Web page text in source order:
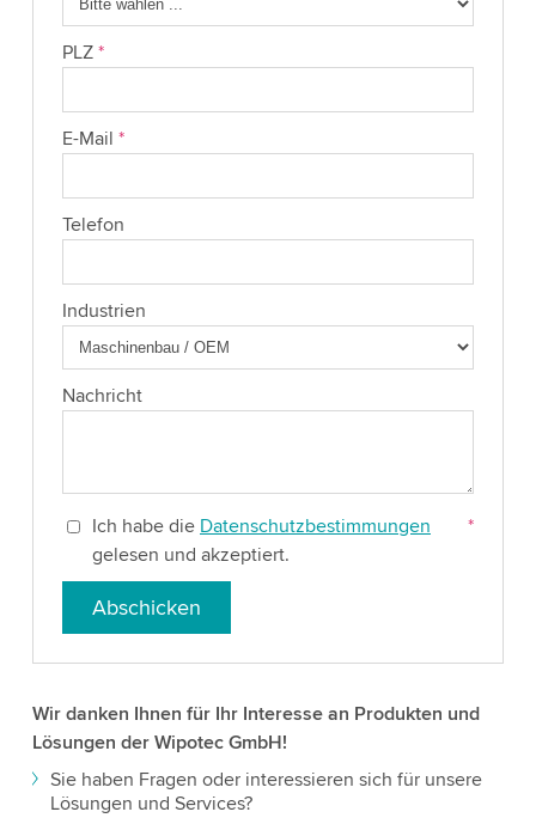
PLZ *
E-Mail *
Telefon
Industrien
Nachricht
Ich habe die Datenschutzbestimmungen
gelesen und akzeptiert.
*
Abschicken
Wir danken Ihnen für Ihr Interesse an Produkten und
Lösungen der Wipotec GmbH!
Sie haben Fragen oder interessieren sich für unsere
Lösungen und Services?